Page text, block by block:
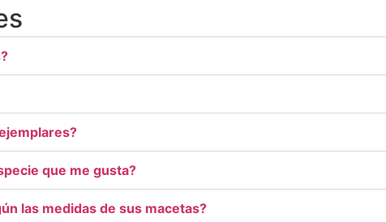
que me gusta?
las medidas de sus macetas?